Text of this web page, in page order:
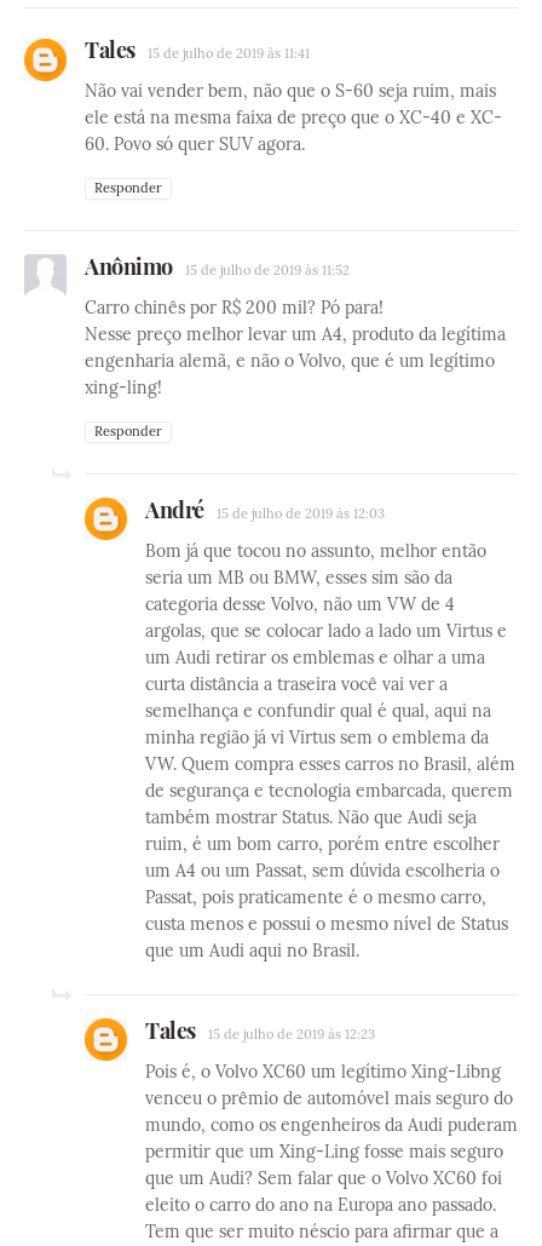
Tales 15 de julho de 2019 às 11:41
Não vai vender bem, não que o S-60 seja ruim, mais
ele está na mesma faixa de preço que o XC-40 e XC-
60. Povo só quer SUV agora.
Responder
Anônimo 15 de julho de 2019 às 11:52
Carro chinês por R$ 200 mil? Pó para!
Nesse preço melhor levar um A4, produto da legítima
engenharia alemã, e não o Volvo, que é um legítimo
xing-ling!
Responder
André 15 de julho de 2019 às 12:03
Bom já que tocou no assunto, melhor então
seria um MB ou BMW, esses sim são da
categoria desse Volvo, não um VW de 4
argolas, que se colocar lado a lado um Virtus e
um Audi retirar os emblemas e olhar a uma
curta distância a traseira você vai ver a
semelhança e confundir qual é qual, aqui na
minha região já vi Virtus sem o emblema da
VW. Quem compra esses carros no Brasil, além
de segurança e tecnologia embarcada, querem
também mostrar Status. Não que Audi seja
ruim, é um bom carro, porém entre escolher
um A4 ou um Passat, sem dúvida escolheria o
Passat, pois praticamente é o mesmo carro,
custa menos e possui o mesmo nível de Status
que um Audi aqui no Brasil.
Tales 15 de julho de 2019 às 12:23
Pois é, o Volvo XC60 um legítimo Xing-Libng
venceu o prêmio de automóvel mais seguro do
mundo, como os engenheiros da Audi puderam
permitir que um Xing-Ling fosse mais seguro
que um Audi? Sem falar que o Volvo XC60 foi
eleito o carro do ano na Europa ano passado.
Tem que ser muito néscio para afirmar que a